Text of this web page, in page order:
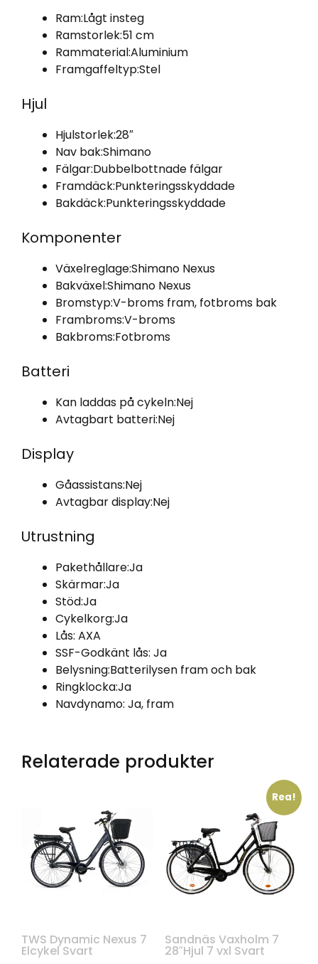
Ram:Lågt insteg
Ramstorlek:51 cm
Rammaterial:Aluminium
Framgaffeltyp:Stel
Hjul
Hjulstorlek:28″
Nav bak:Shimano
Fälgar:Dubbelbottnade fälgar
Framdäck:Punkteringsskyddade
Bakdäck:Punkteringsskyddade
Komponenter
Växelreglage:Shimano Nexus
Bakväxel:Shimano Nexus
Bromstyp:V-broms fram, fotbroms bak
Frambroms:V-broms
Bakbroms:Fotbroms
Batteri
Kan laddas på cykeln:Nej
Avtagbart batteri:Nej
Display
Gåassistans:Nej
Avtagbar display:Nej
Utrustning
Pakethållare:Ja
Skärmar:Ja
Stöd:Ja
Cykelkorg:Ja
Lås: AXA
SSF-Godkänt lås: Ja
Belysning:Batterilysen fram och bak
Ringklocka:Ja
Navdynamo: Ja, fram
Relaterade produkter
TWS Dynamic Nexus 7
Elcykel Svart
Rea!
Sandnäs Vaxholm 7
28″Hjul 7 vxl Svart